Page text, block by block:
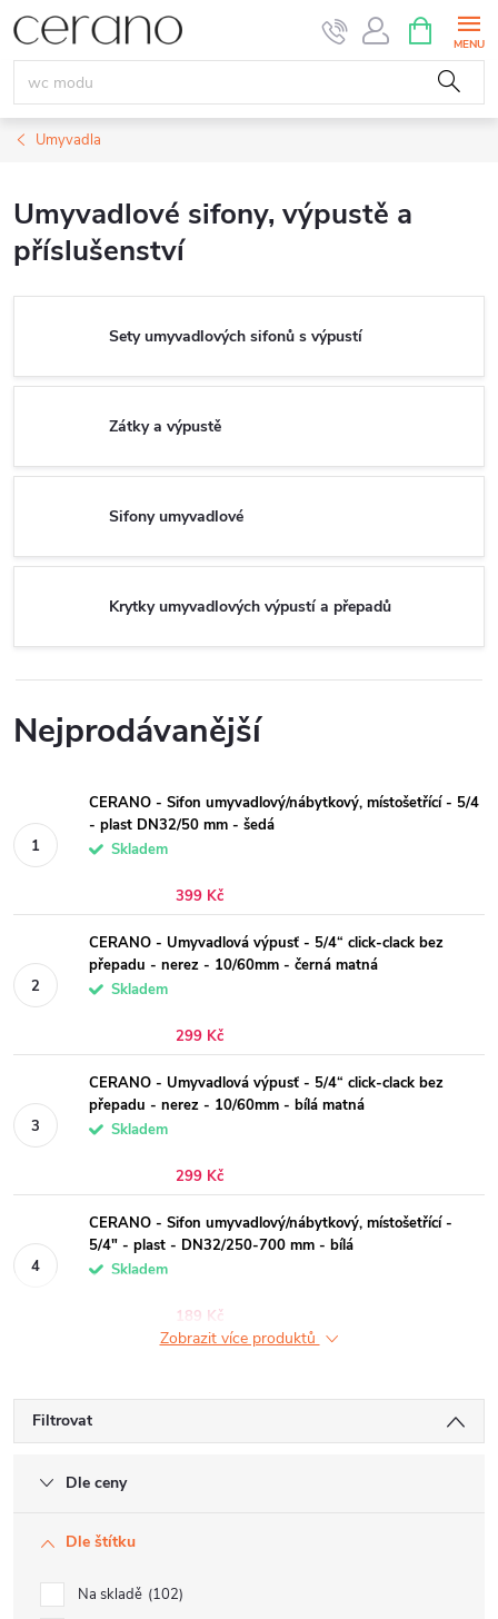
Přejít
na
obsah
NÁKUPNÍ
KOŠÍK
Umyvadla
Umyvadlové sifony, výpustě a
příslušenství
Sety umyvadlových sifonů s výpustí
Zátky a výpustě
Sifony umyvadlové
Krytky umyvadlových výpustí a přepadů
Nejprodávanější
CERANO - Sifon umyvadlový/nábytkový, místošetřící - 5/4
- plast DN32/50 mm - šedá
Skladem
399 Kč
CERANO - Umyvadlová výpusť - 5/4“ click-clack bez
přepadu - nerez - 10/60mm - černá matná
Skladem
299 Kč
CERANO - Umyvadlová výpusť - 5/4“ click-clack bez
přepadu - nerez - 10/60mm - bílá matná
Skladem
299 Kč
CERANO - Sifon umyvadlový/nábytkový, místošetřící -
5/4" - plast - DN32/250-700 mm - bílá
Skladem
189 Kč
Zobrazit více produktů
Filtrovat
Dle ceny
Dle štítku
Na skladě 102